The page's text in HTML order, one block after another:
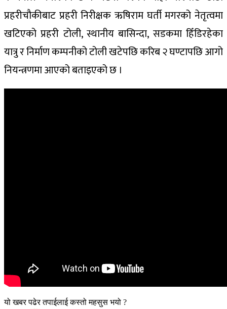
प्रहरीचौकीबाट प्रहरी निरीक्षक ऋषिराम घर्ती मगरको नेतृत्वमा
खटिएको प्रहरी टोली, स्थानीय बासिन्दा, सडकमा हिँडिरहेका
यात्रु र निर्माण कम्पनीको टोली खटेपछि करिब २ घण्टापछि आगो
नियन्त्रणमा आएको बताइएको छ ।
यो खबर पढेर तपाईलाई कस्तो महसुस भयो ?